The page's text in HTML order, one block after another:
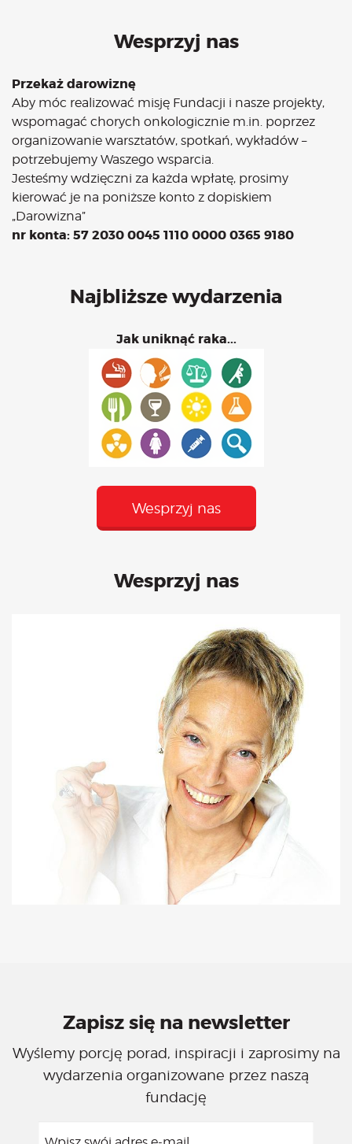
Wesprzyj nas
Przekaż darowiznę
Aby móc realizować misję Fundacji i nasze projekty,
wspomagać chorych onkologicznie m.in. poprzez
organizowanie warsztatów, spotkań, wykładów –
potrzebujemy Waszego wsparcia.
Jesteśmy wdzięczni za każda wpłatę, prosimy
kierować je na poniższe konto z dopiskiem
„Darowizna”
nr konta: 57 2030 0045 1110 0000 0365 9180
Najbliższe wydarzenia
Jak uniknąć raka...
Wesprzyj nas
Wesprzyj nas
Zapisz się na newsletter
Wyślemy porcję porad, inspiracji i zaprosimy na
wydarzenia organizowane przez naszą
fundację